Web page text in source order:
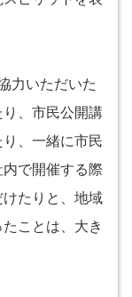
力いただいた
、市民公開講
、一緒に市民
で開催する際
たりと、地域
ことは、大き